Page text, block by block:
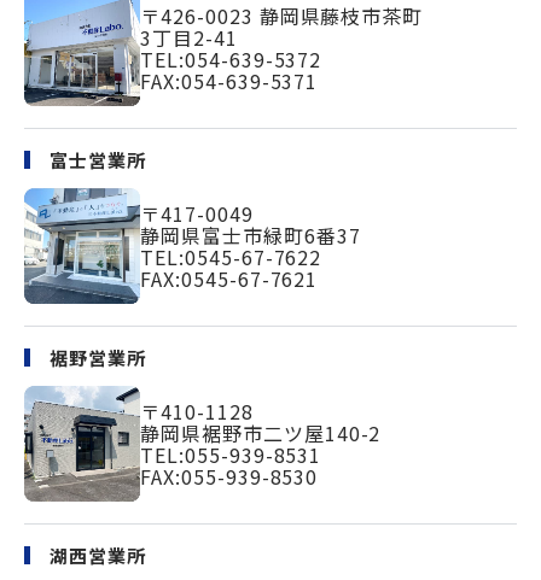
〒426-0023 静岡県藤枝市茶町
3丁目2-41
TEL:054-639-5372
FAX:054-639-5371
富士営業所
〒417-0049
静岡県富士市緑町6番37
TEL:0545-67-7622
FAX:0545-67-7621
裾野営業所
〒410-1128
静岡県裾野市二ツ屋140-2
TEL:055-939-8531
FAX:055-939-8530
湖西営業所